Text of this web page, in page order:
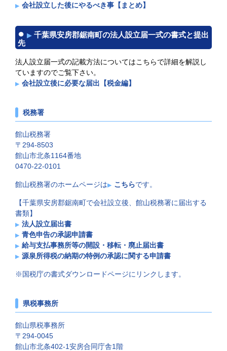
会社設立した後にやるべき事【まとめ】
千葉県安房郡鋸南町の法人設立届一式の書式と提出
先
法人設立届一式の記載方法についてはこちらで詳細を解説し
ていますのでご覧下さい。
会社設立後に必要な届出【税金編】
税務署
館山税務署
〒294-8503
館山市北条1164番地
0470-22-0101
館山税務署のホームページは こちらです。
【千葉県安房郡鋸南町で会社設立後、館山税務署に届出する
書類】
法人設立届出書
青色申告の承認申請書
給与支払事務所等の開設・移転・廃止届出書
源泉所得税の納期の特例の承認に関する申請書
※国税庁の書式ダウンロードページにリンクします。
県税事務所
館山県税事務所
〒294-0045
館山市北条402-1安房合同庁舎1階